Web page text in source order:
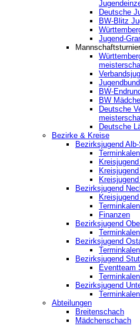
Deutsche
BW-Blitz
Jugend-
BW-
BW
Deutsche
Deutsche
Bezirke & Kreise
Bezirksjugend
Bezirksjugend
Finanzen
Bezirksjugend
Bezirksjugend
Bezirksjugend
‎Eventteam
Bezirksjugend
Abteilungen
Breitenschach
Mädchenschach